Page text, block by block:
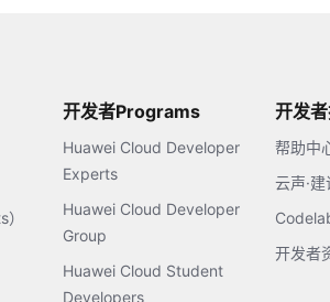
开发者Programs
Huawei Cloud Developer
Experts
Huawei Cloud Developer
Group
Huawei Cloud Student
Developers
开发
帮助中
云声·建
开发者